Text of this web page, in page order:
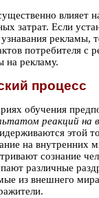
влияет
затрат. Если
рекламы,
потребителя с
на рекламу.
процесс
обучения
реакций на
этой
на внутренних
сознание
различные
из внешнего